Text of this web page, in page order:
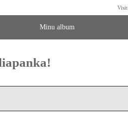
Minu album